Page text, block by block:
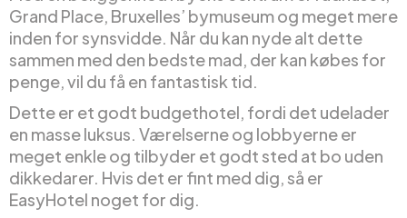
Grand Place, Bruxelles’ bymuseum og meget mere
inden for synsvidde. Når du kan nyde alt dette
sammen med den bedste mad, der kan købes for
penge, vil du få en fantastisk tid.
Dette er et godt budgethotel, fordi det udelader
en masse luksus. Værelserne og lobbyerne er
meget enkle og tilbyder et godt sted at bo uden
dikkedarer. Hvis det er fint med dig, så er
EasyHotel noget for dig.